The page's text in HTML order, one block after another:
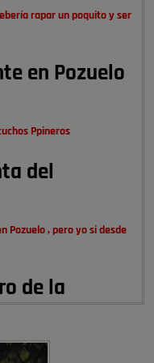
rapar un poquito y ser
en Pozuelo
Ppineros
del
Pozuelo , pero yo si desde
de la
con hijos y no